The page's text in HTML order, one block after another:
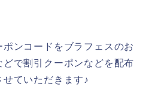
ンコードをブラフェスのお
で割引クーポンなどを配布
ていただきます♪